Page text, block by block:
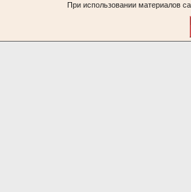
При использовании материалов